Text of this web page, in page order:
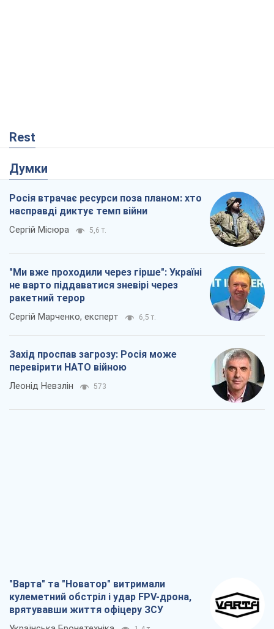
Rest
Думки
Росія втрачає ресурси поза планом: хто
насправді диктує темп війни
Сергій Місюра 5,6 т.
"Ми вже проходили через гірше": Україні
не варто піддаватися зневірі через
ракетний терор
Сергій Марченко, експерт 6,5 т.
Захід проспав загрозу: Росія може
перевірити НАТО війною
Леонід Невзлін 573
"Варта" та "Новатор" витримали
кулеметний обстріл і удар FPV-дрона,
врятувавши життя офіцеру ЗСУ